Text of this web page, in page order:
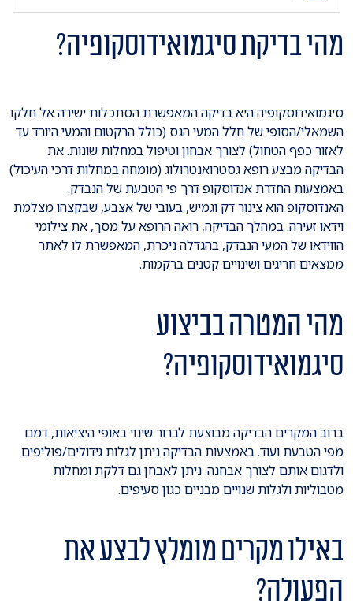
מהי בדיקת סיגמואידוסקופיה?
סיגמואידוסקופיה היא בדיקה המאפשרת הסתכלות ישירה אל חלקו
השמאלי/הסופי של חלל המעי הגס (כולל הרקטום והמעי היורד עד
לאזור כפף הטחול) לצורך אבחון וטיפול במחלות שונות. את
הבדיקה מבצע רופא גסטרואנטרולוג (מומחה במחלות דרכי העיכול)
באמצעות החדרת אנדוסקופ דרך פי הטבעת של הנבדק.
האנדוסקופ הוא צינור דק וגמיש, בעובי של אצבע, שבקצהו מצלמת
וידאו זעירה. במהלך הבדיקה, רואה הרופא על מסך, את צילומי
הווידאו של המעי הנבדק, בהגדלה ניכרת, המאפשרת לו לאתר
ממצאים חריגים ושינויים קטנים ברקמות.
מהי המטרה בביצוע
סיגמואידוסקופיה?
ברוב המקרים הבדיקה מבוצעת לברור שינוי באופי היציאות, דמם
מפי הטבעת ועוד. באמצעות הבדיקה ניתן לגלות גידולים/פוליפים
ולדגום אותם לצורך אבחנה. ניתן לאבחן גם דלקת ומחלות
מטבוליות ולגלות שנויים מבניים כגון סעיפים.
באילו מקרים מומלץ לבצע את
הפעולה?